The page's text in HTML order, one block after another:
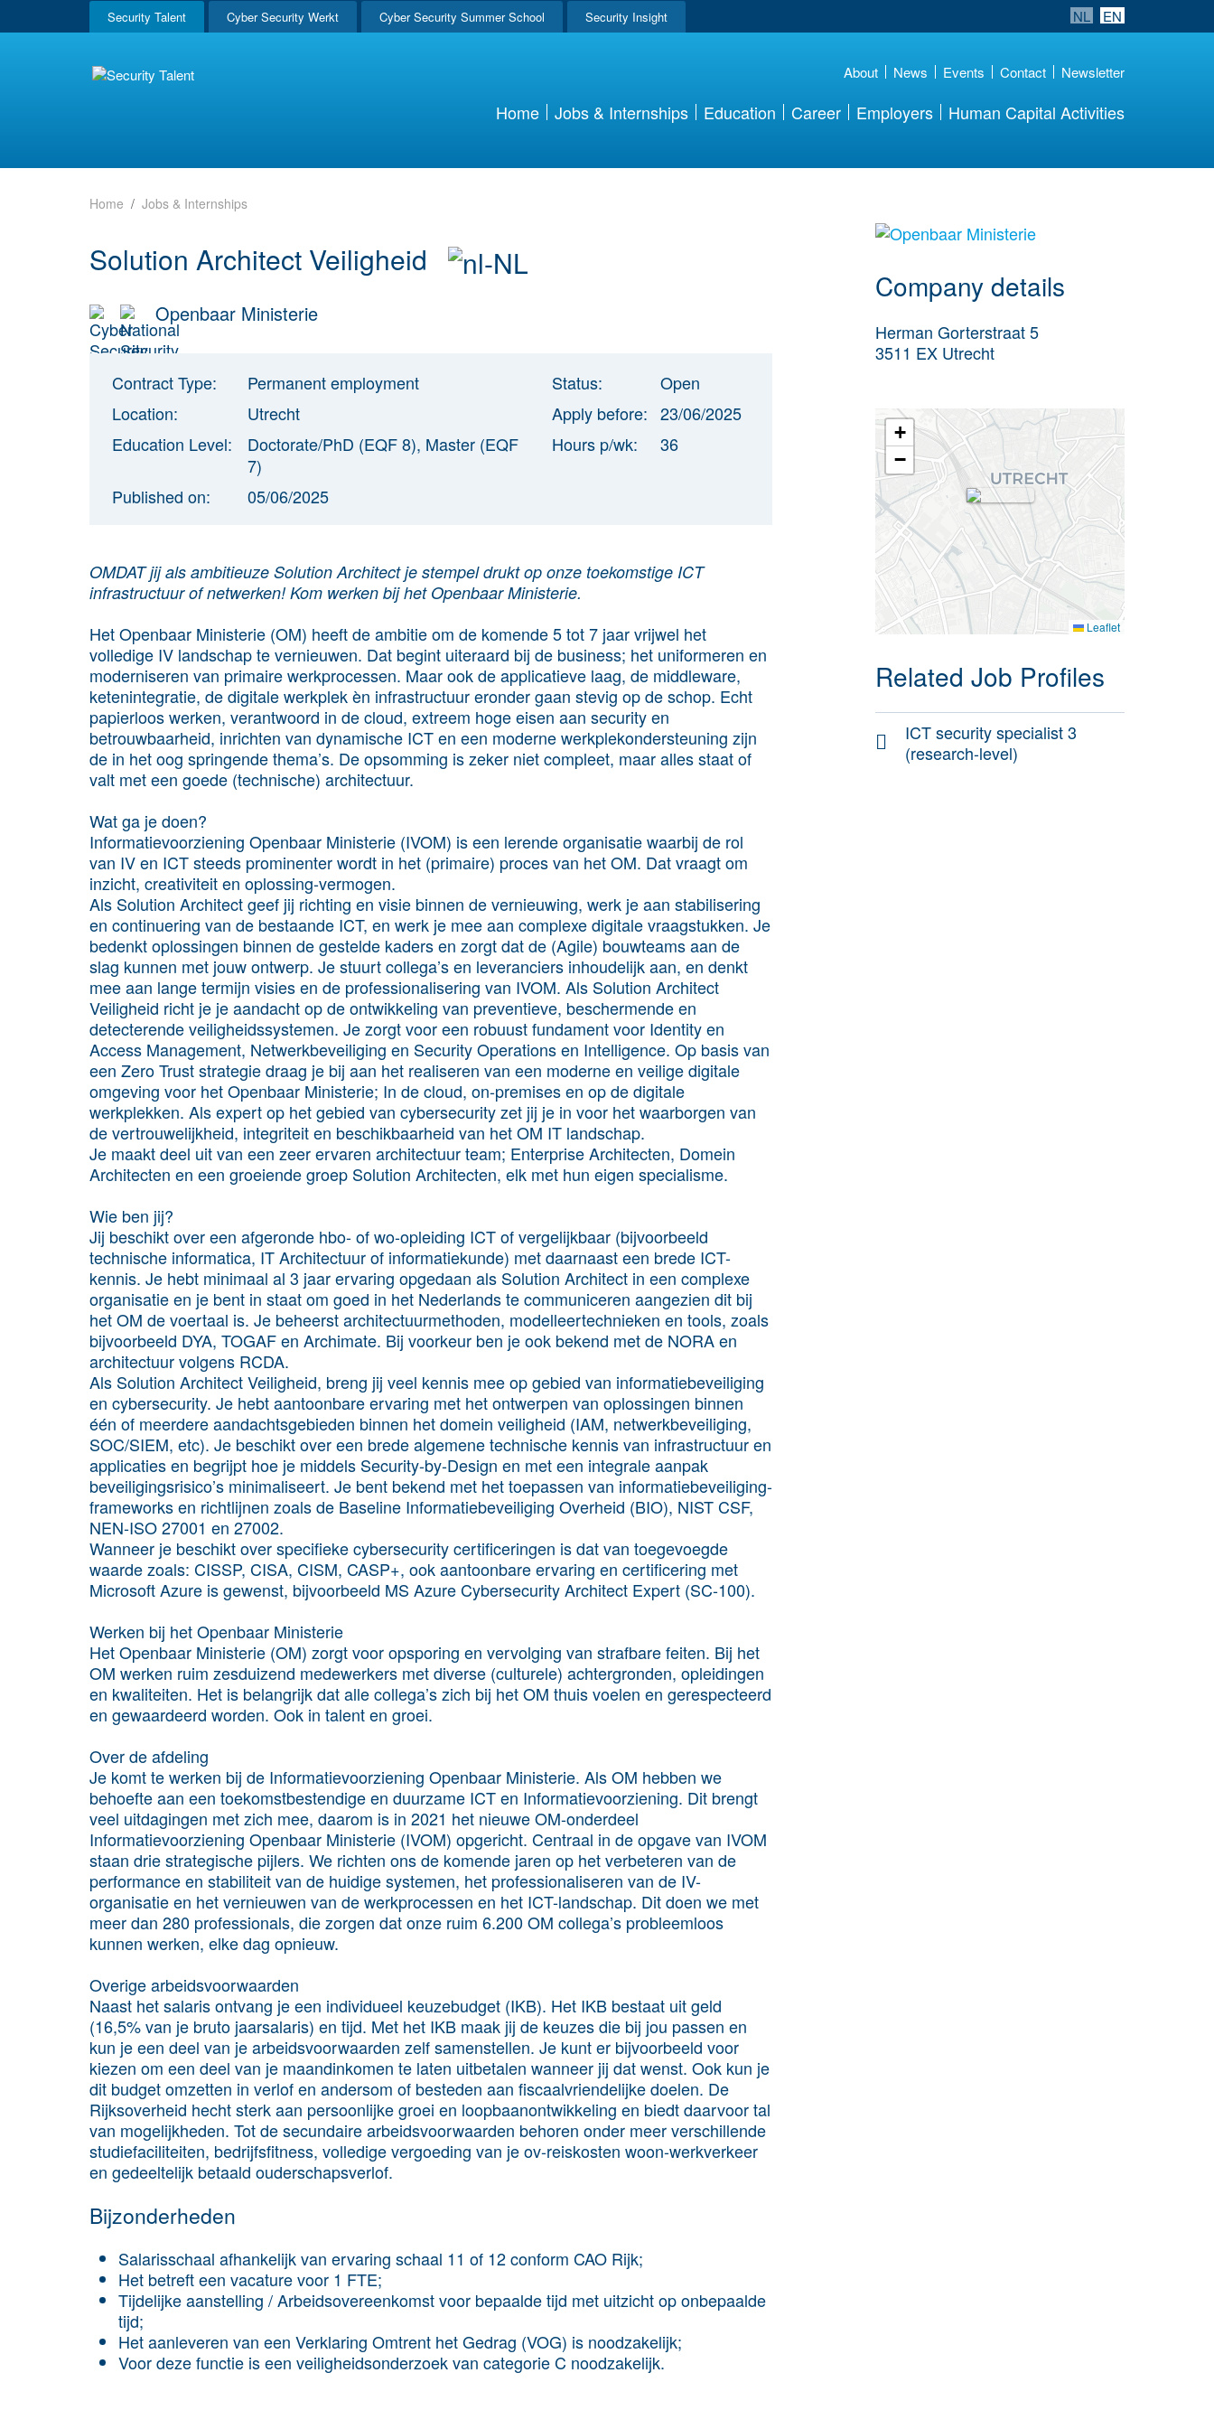
Security Talent Cyber Security Werkt Cyber Security Summer School Security Insight NL EN
About News Events Contact Newsletter
Home Jobs & Internships Education Career Employers Human Capital Activities
Home Jobs & Internships
Solution Architect Veiligheid
Openbaar Ministerie
Contract Type:
Permanent employment
Location:
Utrecht
Education Level:
Doctorate/PhD (EQF 8), Master (EQF
7)
Published on:
05/06/2025
Status:
Open
Apply before: 23/06/2025
Hours p/wk:
36
OMDAT jij als ambitieuze Solution Architect je stempel drukt op onze toekomstige ICT
infrastructuur of netwerken! Kom werken bij het Openbaar Ministerie.
Het Openbaar Ministerie (OM) heeft de ambitie om de komende 5 tot 7 jaar vrijwel het
volledige IV landschap te vernieuwen. Dat begint uiteraard bij de business; het uniformeren en
moderniseren van primaire werkprocessen. Maar ook de applicatieve laag, de middleware,
ketenintegratie, de digitale werkplek èn infrastructuur eronder gaan stevig op de schop. Echt
papierloos werken, verantwoord in de cloud, extreem hoge eisen aan security en
betrouwbaarheid, inrichten van dynamische ICT en een moderne werkplekondersteuning zijn
de in het oog springende thema’s. De opsomming is zeker niet compleet, maar alles staat of
valt met een goede (technische) architectuur.
Wat ga je doen?
Informatievoorziening Openbaar Ministerie (IVOM) is een lerende organisatie waarbij de rol
van IV en ICT steeds prominenter wordt in het (primaire) proces van het OM. Dat vraagt om
inzicht, creativiteit en oplossing-vermogen.
Als Solution Architect geef jij richting en visie binnen de vernieuwing, werk je aan stabilisering
en continuering van de bestaande ICT, en werk je mee aan complexe digitale vraagstukken. Je
bedenkt oplossingen binnen de gestelde kaders en zorgt dat de (Agile) bouwteams aan de
slag kunnen met jouw ontwerp. Je stuurt collega’s en leveranciers inhoudelijk aan, en denkt
mee aan lange termijn visies en de professionalisering van IVOM. Als Solution Architect
Veiligheid richt je je aandacht op de ontwikkeling van preventieve, beschermende en
detecterende veiligheidssystemen. Je zorgt voor een robuust fundament voor Identity en
Access Management, Netwerkbeveiliging en Security Operations en Intelligence. Op basis van
een Zero Trust strategie draag je bij aan het realiseren van een moderne en veilige digitale
omgeving voor het Openbaar Ministerie; In de cloud, on-premises en op de digitale
werkplekken. Als expert op het gebied van cybersecurity zet jij je in voor het waarborgen van
de vertrouwelijkheid, integriteit en beschikbaarheid van het OM IT landschap.
Je maakt deel uit van een zeer ervaren architectuur team; Enterprise Architecten, Domein
Architecten en een groeiende groep Solution Architecten, elk met hun eigen specialisme.
Wie ben jij?
Jij beschikt over een afgeronde hbo- of wo-opleiding ICT of vergelijkbaar (bijvoorbeeld
technische informatica, IT Architectuur of informatiekunde) met daarnaast een brede ICT-
kennis. Je hebt minimaal al 3 jaar ervaring opgedaan als Solution Architect in een complexe
organisatie en je bent in staat om goed in het Nederlands te communiceren aangezien dit bij
het OM de voertaal is. Je beheerst architectuurmethoden, modelleertechnieken en tools, zoals
bijvoorbeeld DYA, TOGAF en Archimate. Bij voorkeur ben je ook bekend met de NORA en
architectuur volgens RCDA.
Als Solution Architect Veiligheid, breng jij veel kennis mee op gebied van informatiebeveiliging
en cybersecurity. Je hebt aantoonbare ervaring met het ontwerpen van oplossingen binnen
één of meerdere aandachtsgebieden binnen het domein veiligheid (IAM, netwerkbeveiliging,
SOC/SIEM, etc). Je beschikt over een brede algemene technische kennis van infrastructuur en
applicaties en begrijpt hoe je middels Security-by-Design en met een integrale aanpak
beveiligingsrisico’s minimaliseert. Je bent bekend met het toepassen van informatiebeveiliging-
frameworks en richtlijnen zoals de Baseline Informatiebeveiliging Overheid (BIO), NIST CSF,
NEN-ISO 27001 en 27002.
Wanneer je beschikt over specifieke cybersecurity certificeringen is dat van toegevoegde
waarde zoals: CISSP, CISA, CISM, CASP+, ook aantoonbare ervaring en certificering met
Microsoft Azure is gewenst, bijvoorbeeld MS Azure Cybersecurity Architect Expert (SC-100).
Werken bij het Openbaar Ministerie
Het Openbaar Ministerie (OM) zorgt voor opsporing en vervolging van strafbare feiten. Bij het
OM werken ruim zesduizend medewerkers met diverse (culturele) achtergronden, opleidingen
en kwaliteiten. Het is belangrijk dat alle collega’s zich bij het OM thuis voelen en gerespecteerd
en gewaardeerd worden. Ook in talent en groei.
Over de afdeling
Je komt te werken bij de Informatievoorziening Openbaar Ministerie. Als OM hebben we
behoefte aan een toekomstbestendige en duurzame ICT en Informatievoorziening. Dit brengt
veel uitdagingen met zich mee, daarom is in 2021 het nieuwe OM-onderdeel
Informatievoorziening Openbaar Ministerie (IVOM) opgericht. Centraal in de opgave van IVOM
staan drie strategische pijlers. We richten ons de komende jaren op het verbeteren van de
performance en stabiliteit van de huidige systemen, het professionaliseren van de IV-
organisatie en het vernieuwen van de werkprocessen en het ICT-landschap. Dit doen we met
meer dan 280 professionals, die zorgen dat onze ruim 6.200 OM collega’s probleemloos
kunnen werken, elke dag opnieuw.
Overige arbeidsvoorwaarden
Naast het salaris ontvang je een individueel keuzebudget (IKB). Het IKB bestaat uit geld
(16,5% van je bruto jaarsalaris) en tijd. Met het IKB maak jij de keuzes die bij jou passen en
kun je een deel van je arbeidsvoorwaarden zelf samenstellen. Je kunt er bijvoorbeeld voor
kiezen om een deel van je maandinkomen te laten uitbetalen wanneer jij dat wenst. Ook kun je
dit budget omzetten in verlof en andersom of besteden aan fiscaalvriendelijke doelen. De
Rijksoverheid hecht sterk aan persoonlijke groei en loopbaanontwikkeling en biedt daarvoor tal
van mogelijkheden. Tot de secundaire arbeidsvoorwaarden behoren onder meer verschillende
studiefaciliteiten, bedrijfsfitness, volledige vergoeding van je ov-reiskosten woon-werkverkeer
en gedeeltelijk betaald ouderschapsverlof.
Bijzonderheden
Salarisschaal afhankelijk van ervaring schaal 11 of 12 conform CAO Rijk;
Het betreft een vacature voor 1 FTE;
Tijdelijke aanstelling / Arbeidsovereenkomst voor bepaalde tijd met uitzicht op onbepaalde
tijd;
Het aanleveren van een Verklaring Omtrent het Gedrag (VOG) is noodzakelijk;
Voor deze functie is een veiligheidsonderzoek van categorie C noodzakelijk.
More Employer
Company details
Herman Gorterstraat 5
3511 EX Utrecht
+
−
Leaflet
Related Job Profiles
ICT security specialist 3
(research-level)